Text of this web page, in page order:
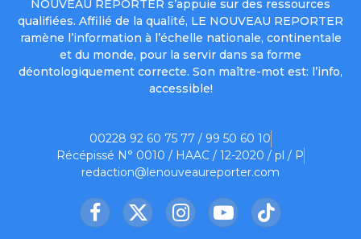
NOUVEAU REPORTER s’appuie sur des ressources
qualifiées. Affilié de la qualité, LE NOUVEAU REPORTER
ramène l’information à l’échelle nationale, continentale
et du monde, pour la servir dans sa forme
déontologiquement correcte. Son maître-mot est: l’info,
accessible!
00228 92 60 75 77 / 99 50 60 10
Récépissé N° 0010 / HAAC / 12-2020 / pl / P
redaction@lenouveaureporter.com
Facebook
X
InstagramYouTubeTikTok